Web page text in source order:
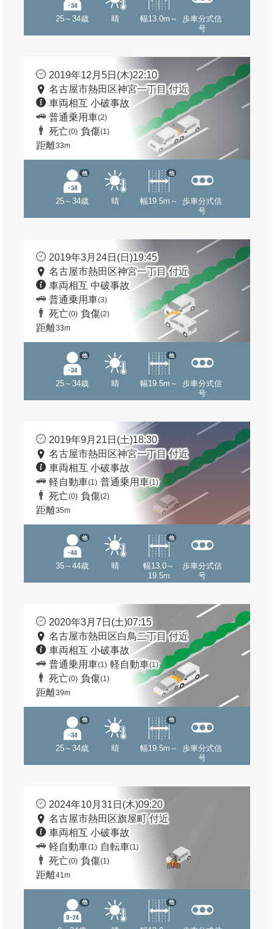
25～34歳 晴 幅13.0m～
歩車分式信
号
2019年12月5日(木)22:10
名古屋市熱田区神宮一丁目 付近
車両相互 小破事故
普通乗用車(2)
死亡(0) 負傷(1)
距離33m
25～34歳
他
晴 幅19.5m～
他
歩車分式信
号
2019年3月24日(日)19:45
名古屋市熱田区神宮一丁目 付近
車両相互 中破事故
普通乗用車(3)
死亡(0) 負傷(2)
距離33m
25～34歳
他
晴 幅19.5m～
他
歩車分式信
号
2019年9月21日(土)18:30
名古屋市熱田区神宮一丁目 付近
車両相互 小破事故
軽自動車(1) 普通乗用車(1)
死亡(0) 負傷(2)
距離35m
35～44歳
他
晴
幅13.0～
19.5m
他
歩車分式信
号
2020年3月7日(土)07:15
名古屋市熱田区白鳥二丁目 付近
車両相互 小破事故
普通乗用車(1) 軽自動車(1)
死亡(0) 負傷(1)
距離39m
25～34歳
他
晴 幅19.5m～
他
歩車分式信
号
2024年10月31日(木)09:20
名古屋市熱田区旗屋町 付近
車両相互 小破事故
軽自動車(1) 自転車(1)
死亡(0) 負傷(1)
距離41m
他 他